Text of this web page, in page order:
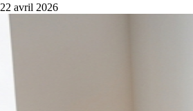
22 avril 2026